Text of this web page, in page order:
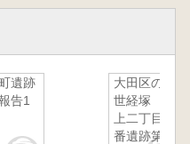
遺跡
告1
大田区の近
世経塚 池
上二丁目1
番遺跡第3